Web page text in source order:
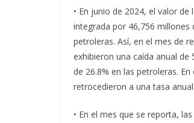
• En junio de 2024, el valor
integrada por 46,756
petroleras. Así, en el mes de
exhibieron una caída anual
de 26.8% en las petroleras.
retrocedieron a una tasa
• En el mes que se reporta,